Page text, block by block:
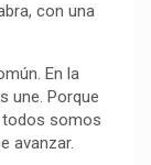
con una
En la
une. Porque
todos somos
avanzar.